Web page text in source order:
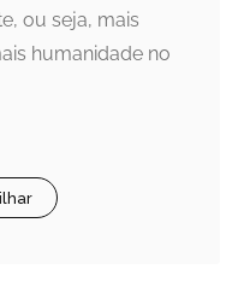
ou seja, mais
humanidade no